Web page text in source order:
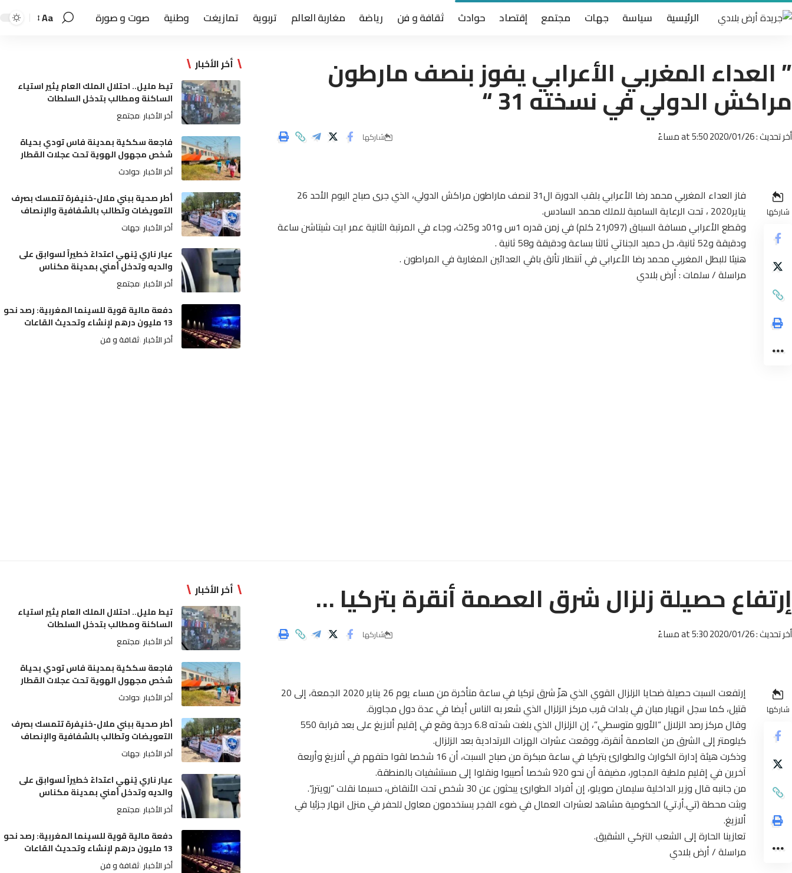
الرئيسية سياسة جهات مجتمع إقتصاد حوادث ثقافة و فن رياضة مغاربة العالم تربوية تمازيغت وطنية صوت و صورة Aa
” العداء المغربي الأعرابي يفوز بنصف مارطون
مراكش الدولي في نسخته 31 “
أخر تحديث : 2020/01/26 at 5:50 مساءً شاركها
شاركها
فاز العداء المغربي محمد رضا الأعرابي بلقب الدورة ال31 لنصف ماراطون مراكش الدولي، الذي جرى صباح اليوم الأحد 26
يناير2020 ، تحت الرعاية السامية للملك محمد السادس.
وقطع الأعرابي مسافة السباق (097ر21 كلم) في زمن قدره 1س و01د و25ث، وجاء في المرتبة الثانية عمر ايت شيتاشن ساعة
ودقيقة و52 ثانية، حل حميد الجناتي ثالثا بساعة ودقيقة و58 ثانية .
هنيئا للبطل المغربي محمد رضا الأعرابي في آنتطار تألق باقي العدائين المغاربة في المراطون .
مراسلة / سلمات : أرض بلادي
أخر الأخبار
تيط مليل.. احتلال الملك العام يثير استياء
الساكنة ومطالب بتدخل السلطات
أخر الأخبار مجتمع
فاجعة سككية بمدينة فاس تودي بحياة
شخص مجهول الهوية تحت عجلات القطار
أخر الأخبار حوادث
أطر صحية ببني ملال-خنيفرة تتمسك بصرف
التعويضات وتطالب بالشفافية والإنصاف
أخر الأخبار جهات
عيار ناري يُنهي اعتداءً خطيراً لسوابق على
والديه وتدخل أمني بمدينة مكناس
أخر الأخبار مجتمع
دفعة مالية قوية للسينما المغربية: رصد نحو
13 مليون درهم لإنشاء وتحديث القاعات
أخر الأخبار ثقافة و فن
إرتفاع حصيلة زلزال شرق العصمة أنقرة بتركيا …
أخر تحديث : 2020/01/26 at 5:30 مساءً شاركها
شاركها
إرتفعت السبت حصيلة ضحايا الزلزال القوي الذي هزّ شرق تركيا في ساعة متأخرة من مساء يوم 26 يناير 2020 الجمعة، إلى 20
قتيل، كما سجل انهيار مبان في بلدات قرب مركز الزلزال الذي شعر به الناس أيضا في عدة دول مجاورة.
وقال مركز رصد الزلازل “الأورو متوسطي”، إن الزلزال الذي بلغت شدته 6.8 درجة وقع في إقليم ألازيغ على بعد قرابة 550
كيلومتر إلى الشرق من العاصمة أنقرة، ووقعت عشرات الهزات الارتدادية بعد الزلزال.
وذكرت هيئة إدارة الكوارث والطوارئ بتركيا في ساعة مبكرة من صباح السبت، أن 16 شخصا لقوا حتفهم في ألازيغ وأربعة
آخرين في إقليم ملطية المجاور، مضيفة أن نحو 920 شخصا أصيبوا ونقلوا إلى مستشفيات بالمنطقة.
من جانبه قال وزير الداخلية سليمان صويلو، إن أفراد الطوارئ يبحثون عن 30 شخص تحت الأنقاض، حسبما نقلت “رويترز”.
وبثت محطة (تي.أر.تي) الحكومية مشاهد لعشرات العمال في ضوء الفجر يستخدمون معاول للحفر في منزل انهار جزئيا في
ألازيغ.
تعازينا الحارة إلى الشعب التركي الشقيق.
مراسلة / أرض بلادي
أخر الأخبار
تيط مليل.. احتلال الملك العام يثير استياء
الساكنة ومطالب بتدخل السلطات
أخر الأخبار مجتمع
فاجعة سككية بمدينة فاس تودي بحياة
شخص مجهول الهوية تحت عجلات القطار
أخر الأخبار حوادث
أطر صحية ببني ملال-خنيفرة تتمسك بصرف
التعويضات وتطالب بالشفافية والإنصاف
أخر الأخبار جهات
عيار ناري يُنهي اعتداءً خطيراً لسوابق على
والديه وتدخل أمني بمدينة مكناس
أخر الأخبار مجتمع
دفعة مالية قوية للسينما المغربية: رصد نحو
13 مليون درهم لإنشاء وتحديث القاعات
أخر الأخبار ثقافة و فن